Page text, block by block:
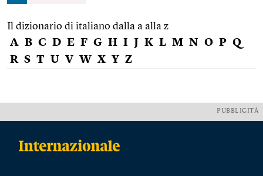
Il dizionario di italiano dalla a alla z
A B C D E F G H I J K L M N O P Q
R S T U V W X Y Z
PUBBLICITÀ